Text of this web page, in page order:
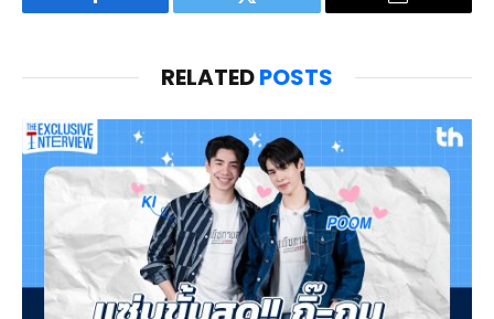
Facebook Twitter Email
RELATEDPOSTS